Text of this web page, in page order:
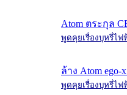
Atom ตระกุล
พูดคุยเรื่องบุหรี่ไฟ
ล้าง Atom
พูดคุยเรื่องบุหรี่ไฟ